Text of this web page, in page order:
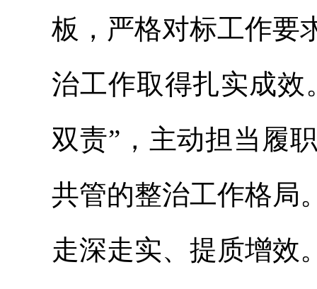
板，严格对标工作要
治工作取得扎实成效
双责”，主动担当履
共管的整治工作格局
走深走实、提质增效